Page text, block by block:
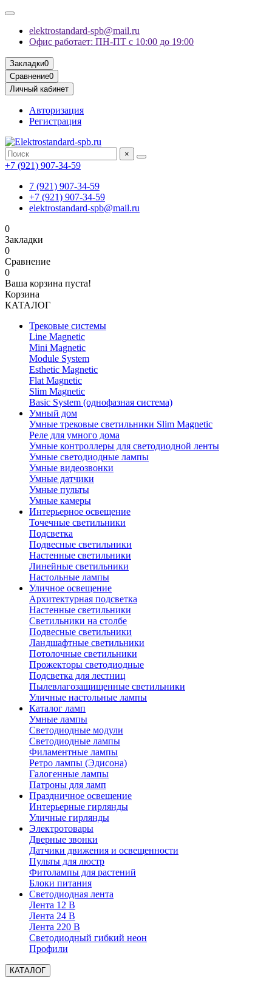
elektrostandard-spb@mail.ru
Офис работает: ПН-ПТ с 10:00 до 19:00
Закладки0
Сравнение0
Личный кабинет
Авторизация
Регистрация
×
+7 (921) 907-34-59
7 (921) 907-34-59
+7 (921) 907-34-59
elektrostandard-spb@mail.ru
0
Закладки
0
Сравнение
0
Ваша корзина пуста!
Корзина
КАТАЛОГ
Трековые системы
Line Magnetic
Mini Magnetic
Module System
Esthetic Magnetic
Flat Magnetic
Slim Magnetic
Basic System (однофазная система)
Умный дом
Умные трековые светильники Slim Magnetic
Реле для умного дома
Умные контроллеры для светодиодной ленты
Умные светодиодные лампы
Умные видеозвонки
Умные датчики
Умные пульты
Умные камеры
Интерьерное освещение
Точечные светильники
Подсветка
Подвесные светильники
Настенные светильники
Линейные светильники
Настольные лампы
Уличное освещение
Архитектурная подсветка
Настенные светильники
Светильники на столбе
Подвесные светильники
Ландшафтные светильники
Потолочные светильники
Прожекторы светодиодные
Подсветка для лестниц
Пылевлагозащищенные светильники
Уличные настольные лампы
Каталог ламп
Умные лампы
Светодиодные модули
Светодиодные лампы
Филаментные лампы
Ретро лампы (Эдисона)
Галогенные лампы
Патроны для ламп
Праздничное освещение
Интерьерные гирлянды
Уличные гирлянды
Электротовары
Дверные звонки
Датчики движения и освещенности
Пульты для люстр
Фитолампы для растений
Блоки питания
Светодиодная лента
Лента 12 В
Лента 24 В
Лента 220 В
Светодиодный гибкий неон
Профили
КАТАЛОГ